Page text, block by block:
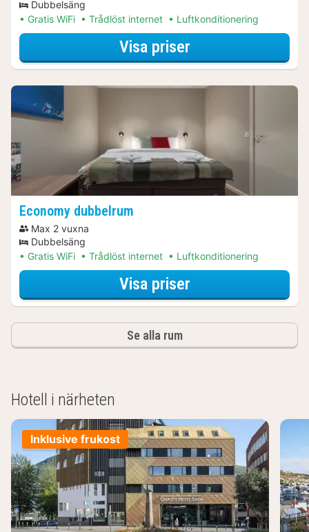
Dubbelsäng
Gratis WiFi
Trådlöst internet Luftkonditionering
Visa priserför Aktiva
Economy dubbelrum
Max 2 vuxna
Dubbelsäng
Gratis WiFi
Trådlöst internet Luftkonditionering
Visa priserför Aktiva
Se alla rum
Hotell i närheten
Inklusive frukost